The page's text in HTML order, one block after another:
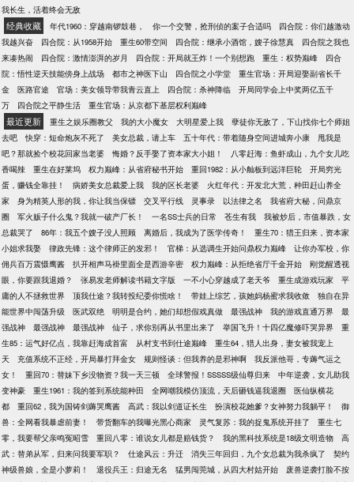
我长生，活着终会无敌
经典收藏 年代1960：穿越南锣鼓巷， 你一个交警，抢刑侦的案子合适吗
四合院：你们越激动
我越兴奋
四合院：从1958开始 重生60带空间 四合院：继承小酒馆，嫂子徐慧真
四合院之我也
来凑热闹
四合院：激情澎湃的岁月 四合院：开局就王炸！一个别想跑 重生：权势巅峰
四合
院：悟性逆天技能傍身上战场
都市之神医下山 四合院之小学堂
重生官场：开局迎娶副省长千
金
医路官途 官场：美女领导带我青云直上 四合院：杀神降临
开局同学会上中奖两亿五千
万
四合院之平静生活 重生官场：从京都下基层权利巅峰
最近更新 重生之娱乐圈教父 我的大小魔女 大明星爱上我
孽徒你无敌了，下山找你七个师姐
去吧
快穿：短命炮灰不死了 美女总裁，请上车 五十年代：带着随身空间进城奔小康
甩我是
吧？那就捡个校花回家当老婆
悔婚？反手娶了资本家大小姐！
八零赶海：鱼虾成山，九个女儿吃
香喝辣
重生在好莱坞 权力巅峰：从省府秘书开始 重回1982：从小舢板到远洋巨轮
开局穷光
蛋，赚钱全靠挂！
病娇美女总裁爱上我 我的区长老婆
火红年代：开发北大荒，种田赶山养全
家
身为精英人形的我，你让我当保镖 交叉平行线 灵事录 以法律之名
我省府大秘，问鼎京
圈
军火贩子什么鬼？我就一破产厂长！ 一名SS士兵的日常 苍生有我
我被炒后，市值暴跌，女
总裁哭了
86年：我五个嫂子没人照顾 离婚后，我成为了医学传奇！
重生70：猎王归来，资本家
小姐求我娶
律政先锋：这个律师正的发邪！ 官梯：从选调生开始问鼎权力巅峰
让你办军校，你
佣兵百万震慑鹰酱
扒开相声马褂里面全是西游辛密 权力巅峰：从拒绝省厅千金开始
刚觉醒透视
眼，你要跟我退婚？
张易发老师解读书籍文字版 一不小心穿越成了老天爷 重生成游戏玩家
平
庸的人不拯救世界
顶我仕途？我转投纪委你慌啥！ 带娃上综艺，孩她妈杨蜜求我收敛
独自在异
能世界中闯荡升级
医武双绝 明明是合约，她们却想假戏真做 最强战神 我的游戏直通万界
最
强战神
最强战神 最强战神 仙子，求你别再从书里出来了 举国飞升！十四亿魔修吓哭异界
重
生85：运气好亿点，我靠赶海成首富
从村支书到仕途巅峰
重生64，猎人出身，妻女被我宠上
天
充值系统不正经，开局暴打拜金女 规则怪谈：但我养的是邪神啊
我反派他哥，专薅气运之
女！
重回70：替妹下乡没物资？我一天三顿 全球警报！SSSSS级仙尊归来
中年逆袭，女儿助我
变神豪
重生1961：我的签到系统能种田 全网嘲我模仿顶流，天后砸钱逼我退圈
医仙纵横花
都
重回62，我为国铸剑薅哭鹰酱 高武：我以剑道证长生 扮演校花她爹？女神努力我躺平！
御
兽：全网看我暴虐前妻！
带货翻车的我曝光黑心商家 灵气复苏：我的捉鬼系统开挂了
重生七
零，我要帮父亲鸣冤昭雪
重回八零：谁说女儿都是赔钱货？ 我的黑科技系统是18级文明造物
高
武：替弟从军，归来问我要军职？
仕途风云：升迁 消失三年回归，九个女总裁为我杀疯了
契约
神级兽娘，全是小萝莉！
退役兵王：归途无名 猛男闯莞城，从四大村姑开始
废兽逆袭打脸不按